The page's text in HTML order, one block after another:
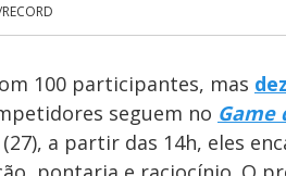
100 participantes, mas
seguem no Game
a partir das 14h, eles